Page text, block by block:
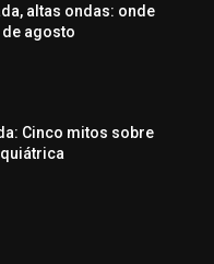
altas ondas: onde
agosto
Cinco mitos sobre